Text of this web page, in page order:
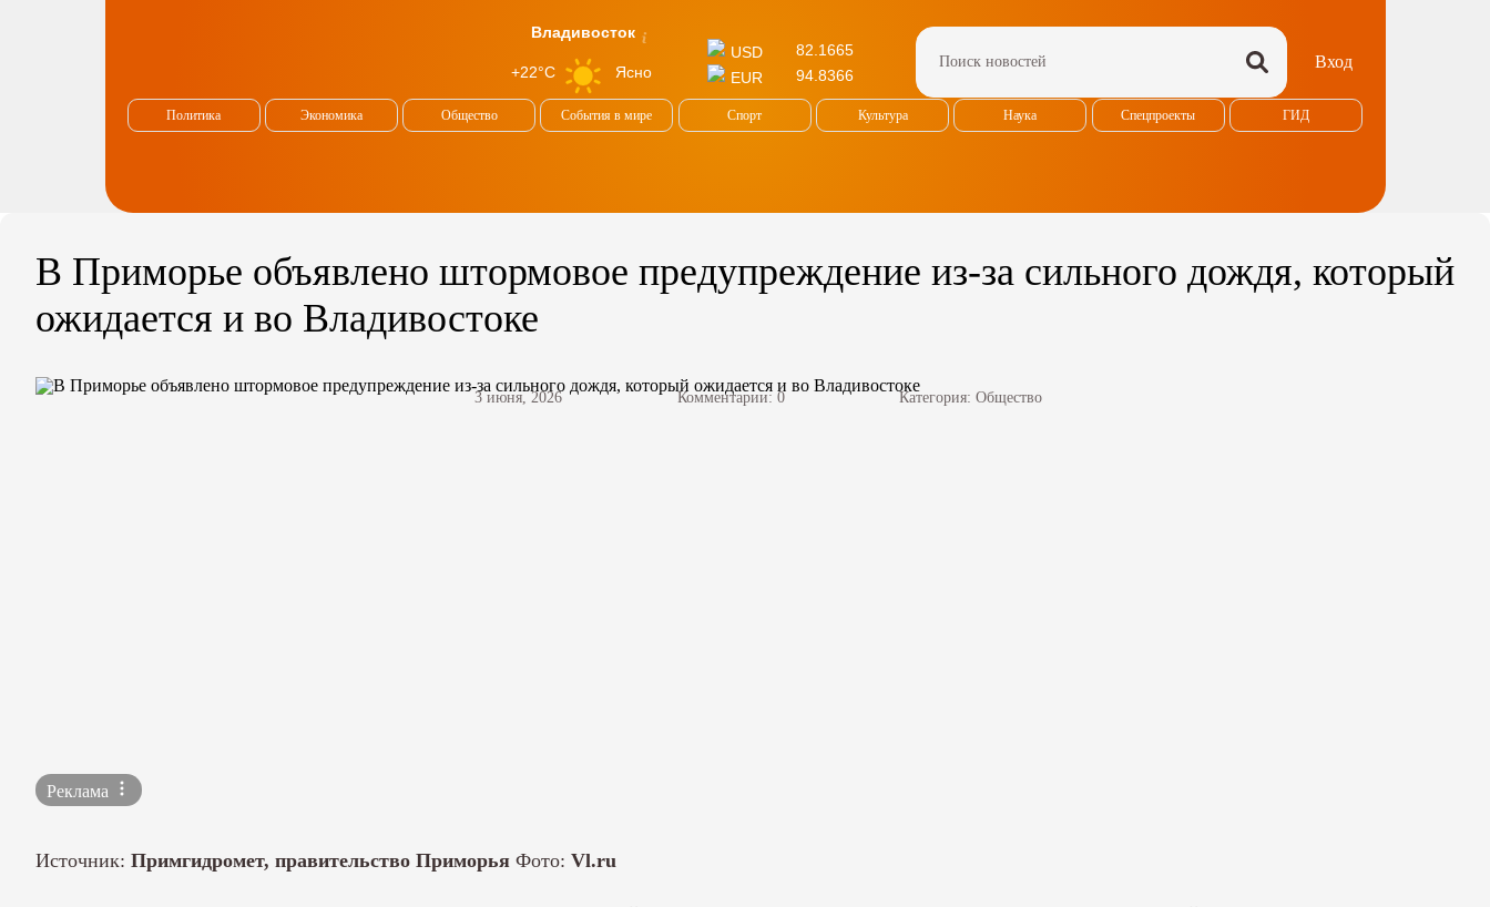
Владивосток
+22°C Ясно
USD
82.1665
EUR
94.8366
Вход
Политика Экономика Общество События в мире Спорт Культура Наука Спецпроекты ГИД
В Приморье объявлено штормовое предупреждение из-за сильного дождя, который
ожидается и во Владивостоке
3 июня, 2026 Комментарии: 0 Категория: Общество
Реклама
Источник: Примгидромет, правительство Приморья Фото: Vl.ru